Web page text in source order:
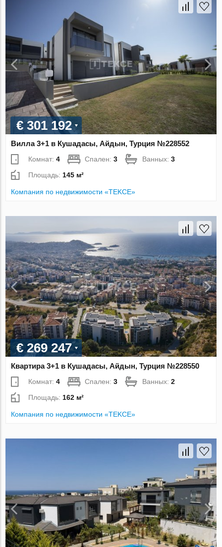
€ 301 192
Вилла 3+1 в Кушадасы, Айдын, Турция №228552
Комнат:4 Спален:3 Ванных:3
Площадь: 145 м²
Компания по недвижимости «TEKCE»
€ 269 247
Квартира 3+1 в Кушадасы, Айдын, Турция №228550
Комнат:4 Спален:3 Ванных:2
Площадь: 162 м²
Компания по недвижимости «TEKCE»